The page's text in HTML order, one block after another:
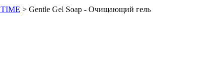
> Gentle Gel Soap - Очищающий гель